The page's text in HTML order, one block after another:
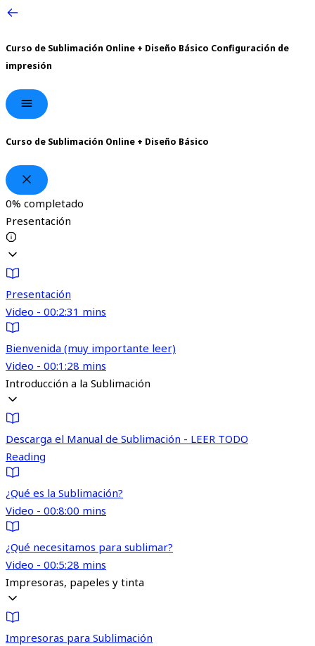
Curso de Sublimación Online + Diseño Básico Configuración de
impresión
Curso de Sublimación Online + Diseño Básico
0% completado
Presentación
Presentación
Video - 00:2:31 mins
Bienvenida (muy importante leer)
Video - 00:1:28 mins
Introducción a la Sublimación
Descarga el Manual de Sublimación - LEER TODO
Reading
¿Qué es la Sublimación?
Video - 00:8:00 mins
¿Qué necesitamos para sublimar?
Video - 00:5:28 mins
Impresoras, papeles y tinta
Impresoras para Sublimación